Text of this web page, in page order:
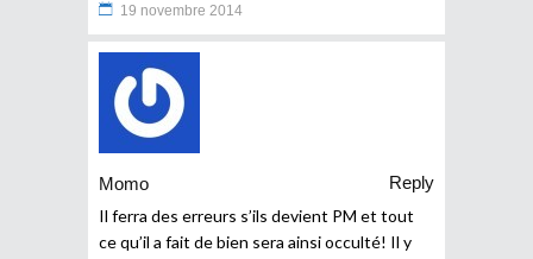
19 novembre 2014
Momo
Reply
Il ferra des erreurs s’ils devient PM et tout
ce qu’il a fait de bien sera ainsi occulté! Il y